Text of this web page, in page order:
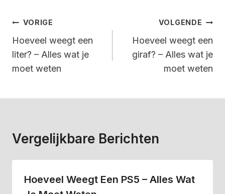
Bericht
Navigatie
VORIGE
Hoeveel weegt een
liter? – Alles wat je
moet weten
VOLGENDE
Hoeveel weegt een
giraf? – Alles wat je
moet weten
Vergelijkbare Berichten
Hoeveel Weegt Een PS5 – Alles Wat